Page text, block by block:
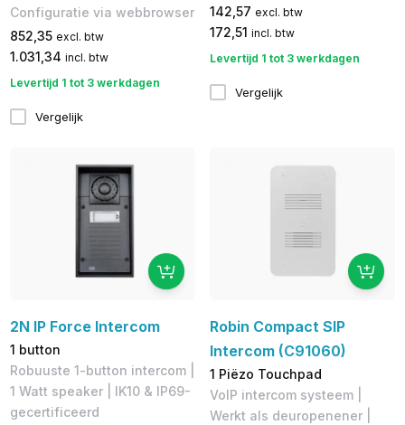
Configuratie via webbrowser
852,35 excl. btw
1.031,34 incl. btw
Levertijd 1 tot 3 werkdagen
Vergelijk
142,57 excl. btw
172,51 incl. btw
Levertijd 1 tot 3 werkdagen
Vergelijk
2N IP Force Intercom
1 button
Robuuste 1-button intercom |
1 Watt speaker | IK10 & IP69-
gecertificeerd
Robin Compact SIP
Intercom (C91060)
1 Piëzo Touchpad
​VoIP intercom systeem |
Werkt als deuropenener |